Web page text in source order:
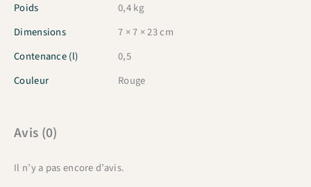
Poids
0,4 kg
Dimensions
7 × 7 × 23 cm
Contenance (l)
0,5
Couleur
Rouge
Avis (0)
Il n’y a pas encore d’avis.